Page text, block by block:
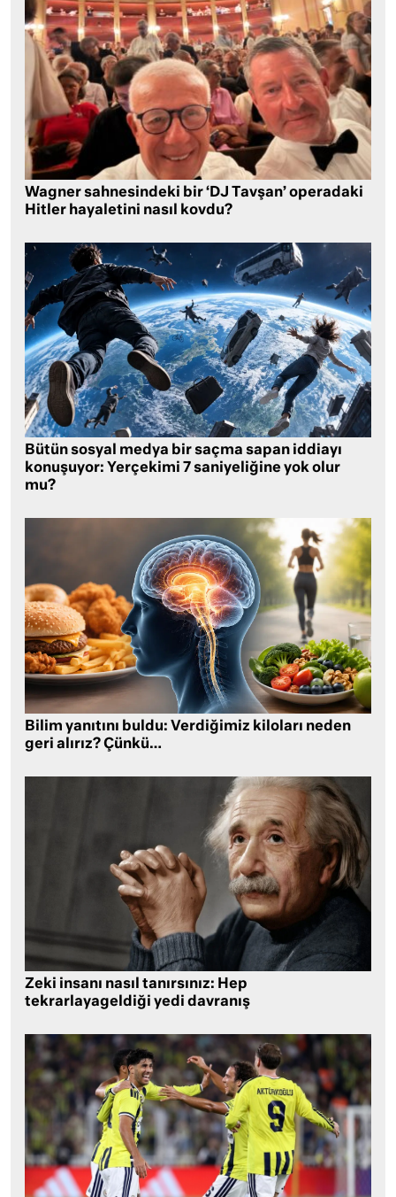
Wagner sahnesindeki bir ‘DJ Tavşan’ operadaki
Hitler hayaletini nasıl kovdu?
Bütün sosyal medya bir saçma sapan iddiayı
konuşuyor: Yerçekimi 7 saniyeliğine yok olur
mu?
Bilim yanıtını buldu: Verdiğimiz kiloları neden
geri alırız? Çünkü…
Zeki insanı nasıl tanırsınız: Hep
tekrarlayageldiği yedi davranış